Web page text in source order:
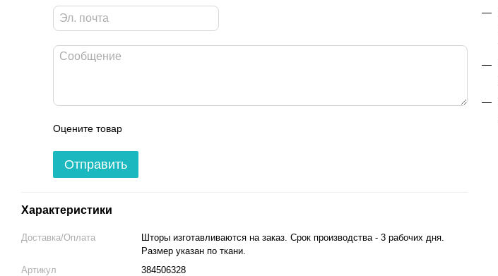
Оцените товар
Отправить
Характеристики
Доставка/Оплата
Шторы изготавливаются на заказ. Срок производства - 3 рабочих дня.
Размер указан по ткани.
Артикул
384506328